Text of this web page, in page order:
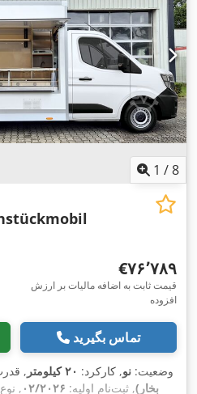
1 /8
‎€۷۶٬۷۸۹
قیمت ثابت به اضافه مالیات بر ارزش
افزوده
تماس بگیرید
وضعیت: نو, کارکرد: ۲۰ کیلومتر ,
بخار), ثبت‌نام اولیه: ۰۲/۲۰۲۶ ,